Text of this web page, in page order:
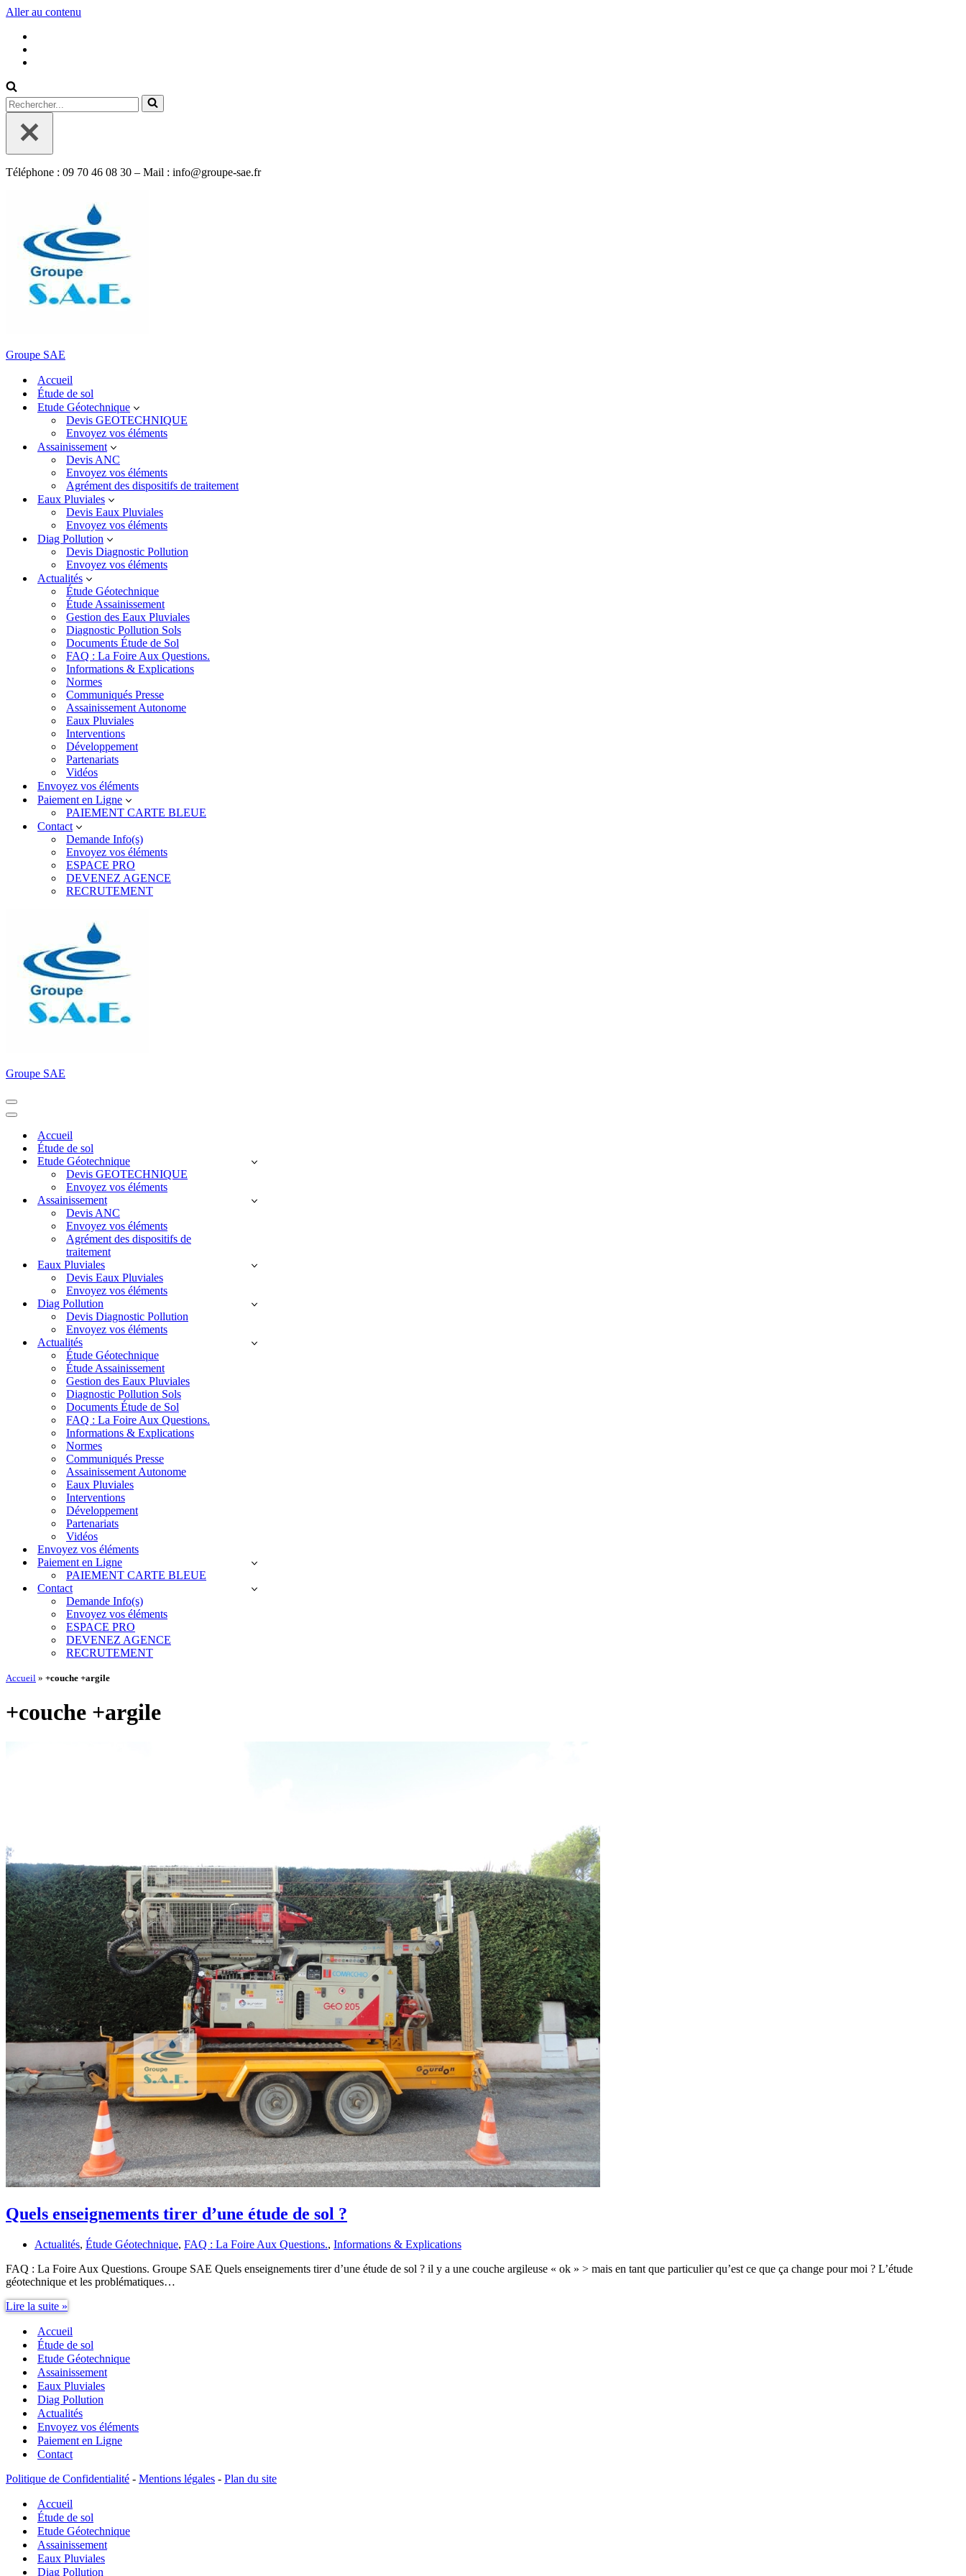
Aller au contenu
Rechercher...
Téléphone : 09 70 46 08 30 – Mail : info@groupe-sae.fr
Groupe SAE
Accueil
Étude de sol
Etude Géotechnique
Devis GEOTECHNIQUE
Envoyez vos éléments
Assainissement
Devis ANC
Envoyez vos éléments
Agrément des dispositifs de traitement
Eaux Pluviales
Devis Eaux Pluviales
Envoyez vos éléments
Diag Pollution
Devis Diagnostic Pollution
Envoyez vos éléments
Actualités
Étude Géotechnique
Étude Assainissement
Gestion des Eaux Pluviales
Diagnostic Pollution Sols
Documents Étude de Sol
FAQ : La Foire Aux Questions.
Informations & Explications
Normes
Communiqués Presse
Assainissement Autonome
Eaux Pluviales
Interventions
Développement
Partenariats
Vidéos
Envoyez vos éléments
Paiement en Ligne
PAIEMENT CARTE BLEUE
Contact
Demande Info(s)
Envoyez vos éléments
ESPACE PRO
DEVENEZ AGENCE
RECRUTEMENT
Groupe SAE
Menu
de
Menu
navigationAccueil
Étude de sol
Etude Géotechnique
Devis GEOTECHNIQUE
Envoyez vos éléments
Assainissement
Devis ANC
Envoyez vos éléments
Agrément des dispositifs de
traitement
Eaux Pluviales
Devis Eaux Pluviales
Envoyez vos éléments
Diag Pollution
Devis Diagnostic Pollution
Envoyez vos éléments
Actualités
Étude Géotechnique
Étude Assainissement
Gestion des Eaux Pluviales
Diagnostic Pollution Sols
Documents Étude de Sol
FAQ : La Foire Aux Questions.
Informations & Explications
Normes
Communiqués Presse
Assainissement Autonome
Eaux Pluviales
Interventions
Développement
Partenariats
Vidéos
Envoyez vos éléments
Paiement en Ligne
PAIEMENT CARTE BLEUE
Contact
Demande Info(s)
Envoyez vos éléments
ESPACE PRO
DEVENEZ AGENCE
RECRUTEMENT
Accueil » +couche +argile
+couche +argile
Quels enseignements tirer d’une étude de sol ?
Actualités, Étude Géotechnique, FAQ : La Foire Aux Questions., Informations & Explications
FAQ : La Foire Aux Questions. Groupe SAE Quels enseignements tirer d’une étude de sol ? il y a une couche argileuse « ok » > mais en tant que particulier qu’est ce que ça change pour moi ? L’étude
géotechnique et les problématiques…
Lire la suite »
tirer
d’une
étude
de
sol
?
Accueil
Étude de sol
Etude Géotechnique
Assainissement
Eaux Pluviales
Diag Pollution
Actualités
Envoyez vos éléments
Paiement en Ligne
Contact
Politique de Confidentialité - Mentions légales - Plan du site
Accueil
Étude de sol
Etude Géotechnique
Assainissement
Eaux Pluviales
Diag Pollution